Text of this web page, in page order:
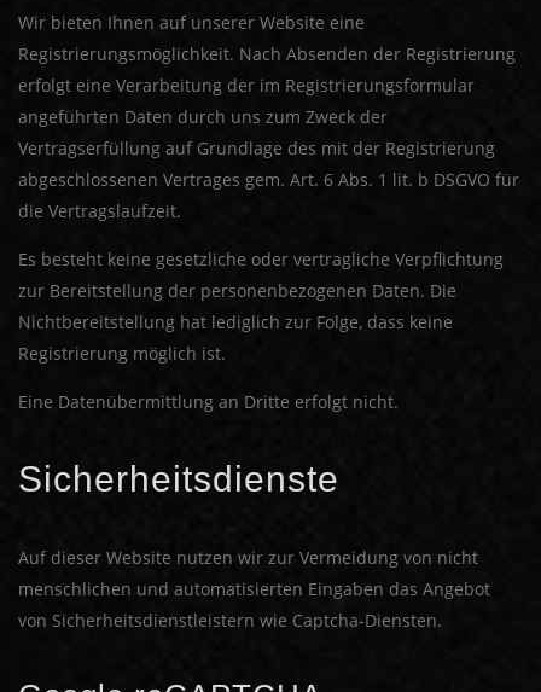
Wir bieten Ihnen auf unserer Website eine
Registrierungsmöglichkeit. Nach Absenden der Registrierung
erfolgt eine Verarbeitung der im Registrierungsformular
angeführten Daten durch uns zum Zweck der
Vertragserfüllung auf Grundlage des mit der Registrierung
abgeschlossenen Vertrages gem. Art. 6 Abs. 1 lit. b DSGVO für
die Vertragslaufzeit.
Es besteht keine gesetzliche oder vertragliche Verpflichtung
zur Bereitstellung der personenbezogenen Daten. Die
Nichtbereitstellung hat lediglich zur Folge, dass keine
Registrierung möglich ist.
Eine Datenübermittlung an Dritte erfolgt nicht.
Sicherheitsdienste
Auf dieser Website nutzen wir zur Vermeidung von nicht
menschlichen und automatisierten Eingaben das Angebot
von Sicherheitsdienstleistern wie Captcha-Diensten.